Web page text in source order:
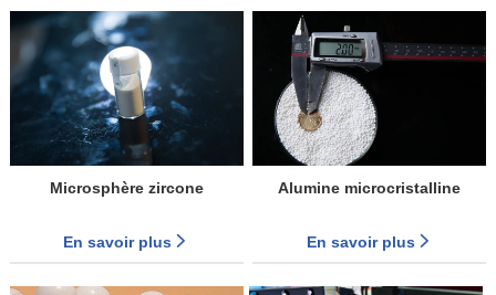
Microsphère zircone
En savoir plus
Alumine microcristalline
En savoir plus